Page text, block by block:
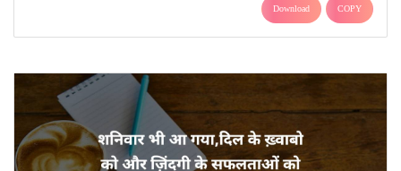
Download COPY